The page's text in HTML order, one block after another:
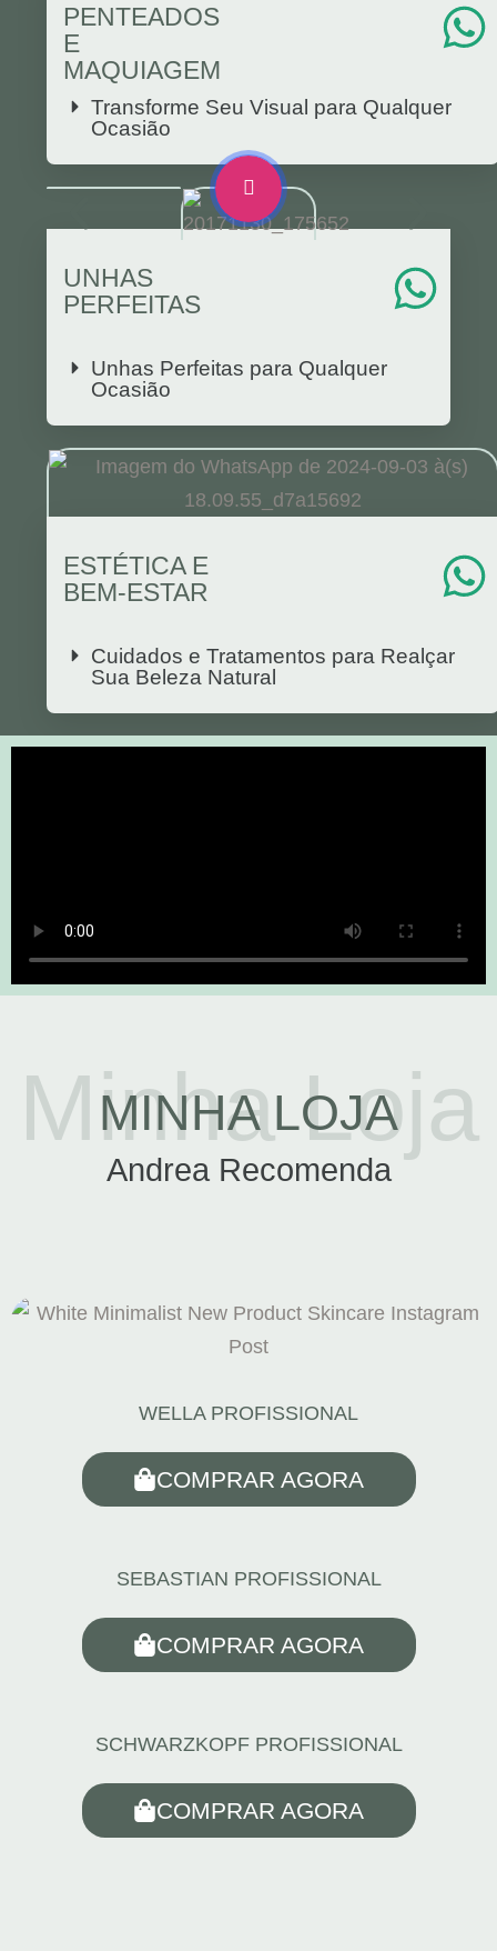
PENTEADOS
E
MAQUIAGEM
Transforme Seu Visual para Qualquer
Ocasião
UNHAS
PERFEITAS
Unhas Perfeitas para Qualquer
Ocasião
ESTÉTICA E
BEM-ESTAR
Cuidados e Tratamentos para Realçar
Sua Beleza Natural
Minha Loja
MINHA LOJA
Andrea Recomenda
WELLA PROFISSIONAL
COMPRAR AGORA
SEBASTIAN PROFISSIONAL
COMPRAR AGORA
SCHWARZKOPF PROFISSIONAL
COMPRAR AGORA